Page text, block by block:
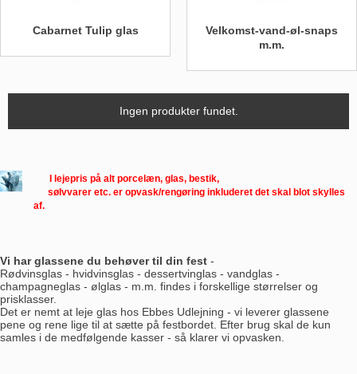
Cabarnet Tulip glas
Velkomst-vand-øl-snaps
m.m.
Ingen produkter fundet.
I lejepris på alt porcelæn, glas, bestik,
sølvvarer etc. er opvask/rengøring inkluderet det skal blot skylles
af.
Vi har glassene du behøver til din fest -
Rødvinsglas - hvidvinsglas - dessertvinglas - vandglas -
champagneglas - ølglas - m.m. findes i forskellige størrelser og
prisklasser.
Det er nemt at leje glas hos Ebbes Udlejning - vi leverer glassene
pene og rene lige til at sætte på festbordet. Efter brug skal de kun
samles i de medfølgende kasser - så klarer vi opvasken.